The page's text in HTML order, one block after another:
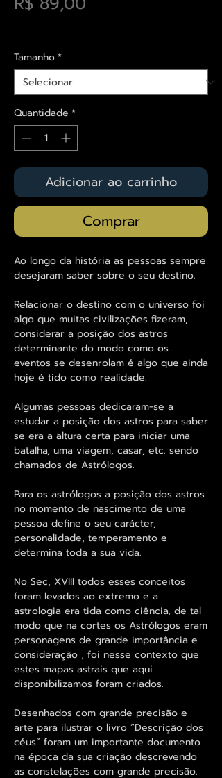
Tamanho*
Quantidade *
Adicionar ao carrinho
Comprar
Ao longo da história as pessoas sempre
desejaram saber sobre o seu destino.
Relacionar o destino com o universo foi
algo que muitas civilizações fizeram,
considerar a posição dos astros
determinante do modo como os
eventos se desenrolam é algo que ainda
hoje é tido como realidade.
Algumas pessoas dedicaram-se a
estudar a posição dos astros para saber
se era a altura certa para iniciar uma
batalha, uma viagem, casar, etc. sendo
chamados de Astrólogos.
Para os astrólogos a posição dos astros
no momento de nascimento de uma
pessoa define o seu carácter,
personalidade, temperamento e
determina toda a sua vida.
No Sec, XVIII todos esses conceitos
foram levados ao extremo e a
astrologia era tida como ciência, de tal
modo que na cortes os Astrólogos eram
personagens de grande importância e
consideração , foi nesse contexto que
estes mapas astrais que aqui
disponibilizamos foram criados.
Desenhados com grande precisão e
arte para ilustrar o livro “Descrição dos
céus” foram um importante documento
na época da sua criação descrevendo
as constelações com grande precisão.